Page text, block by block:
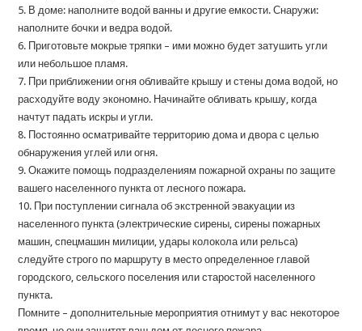
5. В доме: наполните водой ванны и другие емкости. Снаружи:
наполните бочки и ведра водой.
6. Приготовьте мокрые тряпки – ими можно будет затушить угли
или небольшое пламя.
7. При приближении огня обливайте крышу и стены дома водой, но
расходуйте воду экономно. Начинайте обливать крышу, когда
начтут падать искры и угли.
8. Постоянно осматривайте территорию дома и двора с целью
обнаружения углей или огня.
9. Окажите помощь подразделениям пожарной охраны по защите
вашего населенного пункта от лесного пожара.
10. При поступлении сигнала об экстренной эвакуации из
населенного пункта (электрические сирены, сирены пожарных
машин, спецмашин милиции, удары колокола или рельса)
следуйте строго по маршруту в место определенное главой
городского, сельского поселения или старостой населенного
пункта.
Помните – дополнительные мероприятия отнимут у вас некоторое